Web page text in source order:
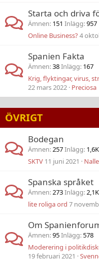
Starta och driva
Ämnen 151 Inlägg 957
Online Business?4
Spanien Fakta
Ämnen 38Inlägg 167
22 mars 2022 Preciosa
ÖVRIGT
Bodegan
Ämnen 257Inlägg 1,6K
SKTV 11 juni 2021 Nalle
Spanska språket
Ämnen 273Inlägg 2,1K
lite roliga ord 7
Om
Ämnen 95Inlägg 578
Moderering i
19 februari 2021